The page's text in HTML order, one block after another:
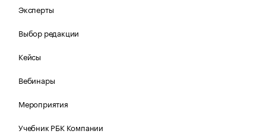
Эксперты
Выбор редакции
Кейсы
Вебинары
Мероприятия
Учебник РБК Компании